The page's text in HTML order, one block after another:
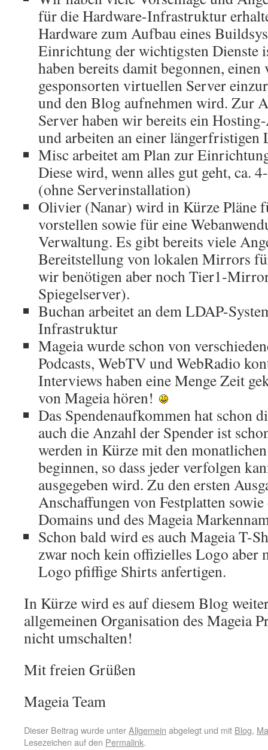
für die Hardware-Infrastruktur
Hardware zum Aufbau eines
Einrichtung der wichtigsten Dienste
haben bereits damit begonnen, einen
gesponsorten virtuellen Server
und den Blog aufnehmen wird. Zur
Server haben wir bereits ein
und arbeiten an einer längerfristigen
Misc arbeitet am Plan zur
Diese wird, wenn alles gut geht, ca.
(ohne Serverinstallation)
Olivier (Nanar) wird in Kürze Pläne
vorstellen sowie für eine
Verwaltung. Es gibt bereits viele
Bereitstellung von lokalen Mirrors
wir benötigen aber noch Tier1-
Spiegelserver).
Buchan arbeitet an dem LDAP-
Infrastruktur
Mageia wurde schon von
Podcasts, WebTV und WebRadio
Interviews haben eine Menge Zeit
von Mageia hören!
Das Spendenaufkommen hat schon
auch die Anzahl der Spender ist
werden in Kürze mit den
beginnen, so dass jeder verfolgen
ausgegeben wird. Zu den ersten
Anschaffungen von Festplatten
Domains und des Mageia
Schon bald wird es auch Mageia T-
zwar noch kein offizielles Logo aber
Logo pfiffige Shirts anfertigen.
In Kürze wird es auf diesem Blog
allgemeinen Organisation des Mageia
nicht umschalten!
Mit freien Grüßen
Mageia Team
Dieser Beitrag wurde unterAllgemein abgelegt und mit Blog,
Lesezeichen auf den Permalink.